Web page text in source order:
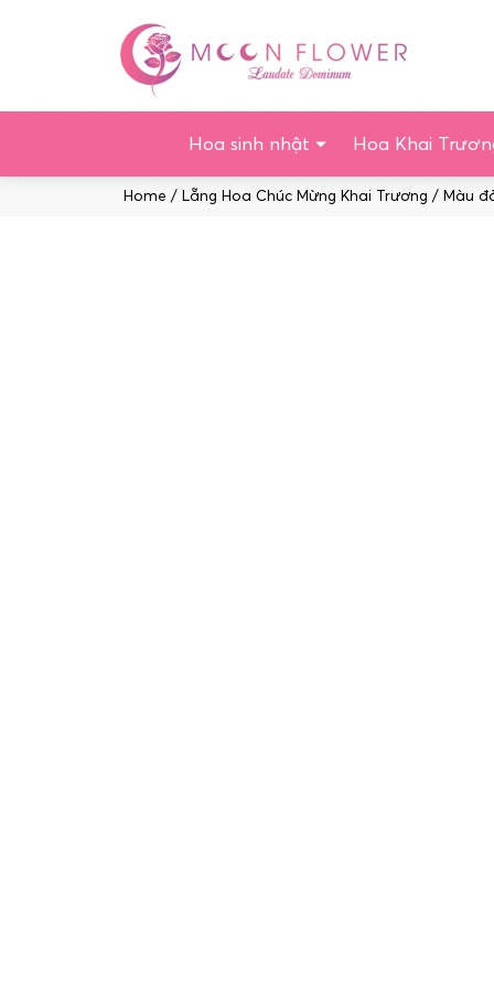
Hoa sinh nhật Hoa Khai
Home / Lẵng Hoa Chúc Mừng Khai Trương / Màu